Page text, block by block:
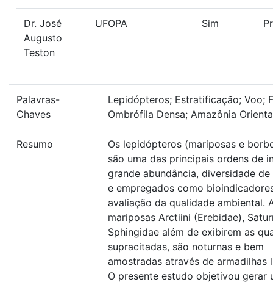
Dr. José
Augusto
Teston
UFOPA Sim
Palavras-
Chaves
Lepidópteros; Estratificação; Voo;
Ombrófila Densa; Amazônia
Resumo
Os lepidópteros (mariposas e
são uma das principais ordens de
grande abundância, diversidade de
e empregados como
avaliação da qualidade ambiental.
mariposas Arctiini (Erebidae),
Sphingidae além de exibirem as
supracitadas, são noturnas e bem
amostradas através de armadilhas
O presente estudo objetivou gerar